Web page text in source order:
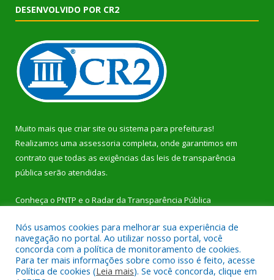
DESENVOLVIDO POR CR2
Muito mais que criar site ou sistema para prefeituras!
Realizamos uma assessoria completa, onde garantimos em
contrato que todas as exigências das leis de transparência
pública serão atendidas.
Conheça o PNTP e o Radar da Transparência Pública
Todos os direitos reservados a Prefeitura Municipal de Dom
Eliseu.
Nós usamos cookies para melhorar sua experiência de
navegação no portal. Ao utilizar nosso portal, você
concorda com a política de monitoramento de cookies.
Para ter mais informações sobre como isso é feito, acesse
Política de cookies (Leia mais). Se você concorda, clique em